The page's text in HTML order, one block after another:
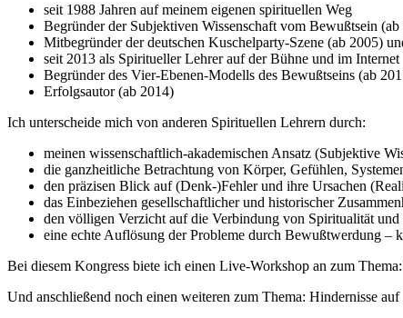
seit 1988 Jahren auf meinem eigenen spirituellen Weg
Begründer der Subjektiven Wissenschaft vom Bewußtsein (ab
Mitbegründer der deutschen Kuschelparty-Szene (ab 2005)
seit 2013 als Spiritueller Lehrer auf der Bühne und im Internet
Begründer des Vier-Ebenen-Modells des Bewußtseins (ab
Erfolgsautor (ab 2014)
Ich unterscheide mich von anderen Spirituellen Lehrern durch:
meinen wissenschaftlich-akademischen Ansatz (Subjektive
die ganzheitliche Betrachtung von Körper, Gefühlen,
den präzisen Blick auf (Denk-)Fehler und ihre Ursachen
das Einbeziehen gesellschaftlicher und historischer
den völligen Verzicht auf die Verbindung von Spiritualität
eine echte Auflösung der Probleme durch Bewußtwerdung
Bei diesem Kongress biete ich einen Live-Workshop an zum
Und anschließend noch einen weiteren zum Thema: Hindernisse